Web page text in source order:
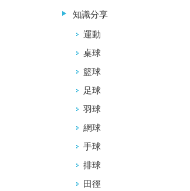
知識分享
運動
桌球
籃球
足球
羽球
網球
手球
排球
田徑